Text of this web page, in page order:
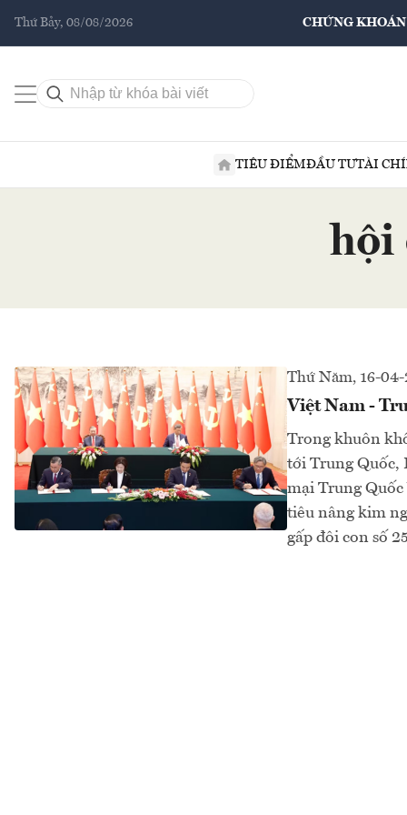
Thứ Bảy, 08/08/2026 CHỨNG KHOÁN
TIÊU ĐIỂMĐẦU TƯTÀI
hội
Thứ Năm, 16-04-
Việt Nam -
Trong khuôn
tới Trung Quốc,
mại Trung
tiêu nâng kim
gấp đôi con số